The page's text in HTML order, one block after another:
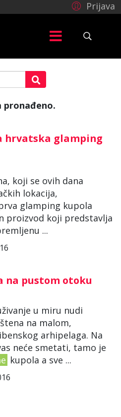
Prijava
hrvatska glamping
koji se ovih dana
lokacija,
glamping kupola
proizvod koji predstavlja
...
na pustom otoku
u miru nudi
na malom,
arhipelaga. Na
neće smetati, tamo je
kupola a sve ...